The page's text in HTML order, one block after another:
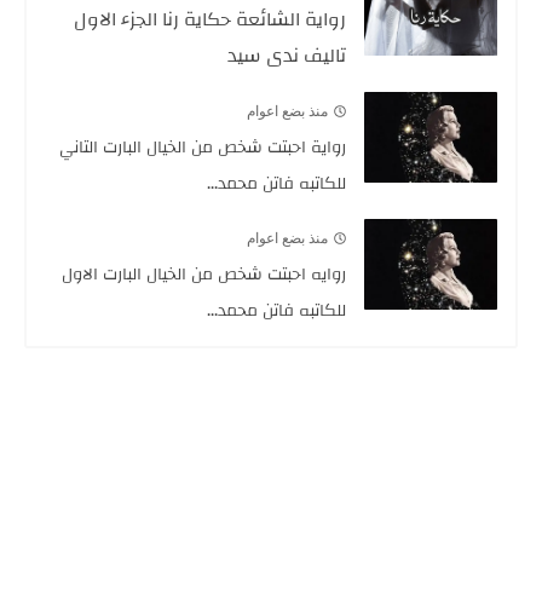
رواية الشائعة حكاية رنا الجزء الاول
تاليف ندى سيد
منذ بضع اعوام
رواية احبتت شخص من الخيال البارت التاني
للكاتبه فاتن محمد...
منذ بضع اعوام
روايه احبتت شخص من الخيال البارت الاول
للكاتبه فاتن محمد...